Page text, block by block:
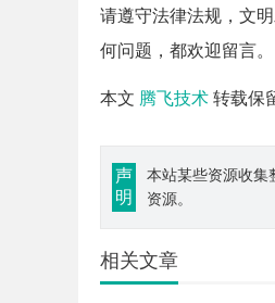
请遵守法律法规，文
何问题，都欢迎留言。
本文 腾飞技术 转载保
声
明
本站某些资源收集
资源。
相关文章